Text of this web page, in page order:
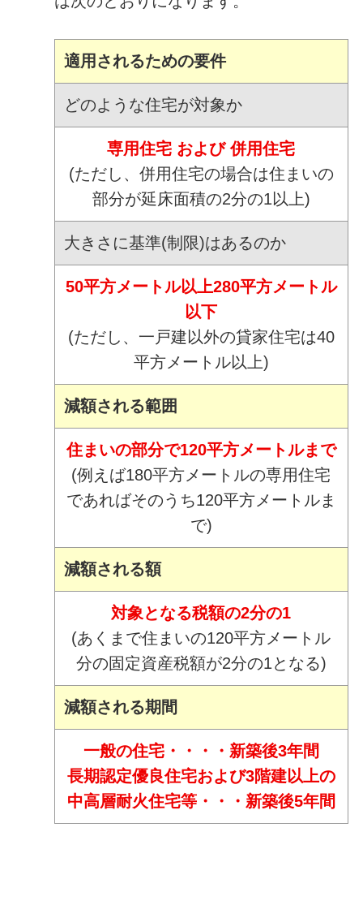
適用されるための要件
どのような住宅が対象か
専用住宅 および 併用住宅
(ただし、併用住宅の場合は住まいの
部分が延床面積の2分の1以上)
大きさに基準(制限)はあるのか
50平方メートル以上280平方メートル
以下
(ただし、一戸建以外の貸家住宅は40
平方メートル以上)
減額される範囲
住まいの部分で120平方メートルまで
(例えば180平方メートルの専用住宅
であればそのうち120平方メートルま
で)
減額される額
対象となる税額の2分の1
(あくまで住まいの120平方メートル
分の固定資産税額が2分の1となる)
減額される期間
一般の住宅・・・・新築後3年間
長期認定優良住宅および3階建以上の
中高層耐火住宅等・・・新築後5年間